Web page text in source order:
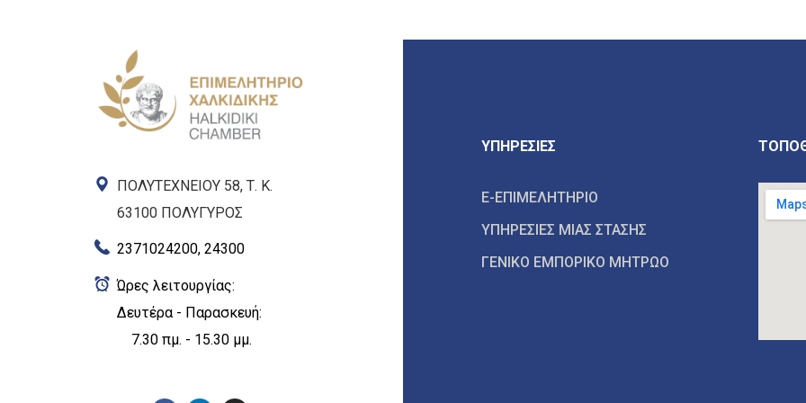
ΠΟΛΥΤΕΧΝΕΙΟΥ 58, Τ. Κ.
63100 ΠΟΛΥΓΥΡΟΣ
2371024200, 24300
Ώρες λειτουργίας:
Δευτέρα - Παρασκευή:
7.30 πμ. - 15.30 μμ.
ΥΠΗΡΕΣΙΕΣ
E-ΕΠΙΜΕΛΗΤΗΡΙΟ
ΥΠΗΡΕΣΙΕΣ ΜΙΑΣ ΣΤΑΣΗΣ
ΓΕΝΙΚΟ ΕΜΠΟΡΙΚΟ ΜΗΤΡΩΟ